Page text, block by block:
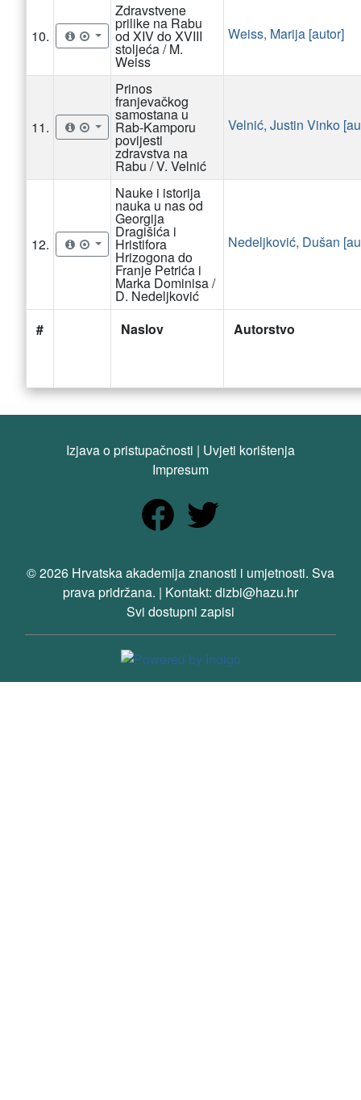
# Naslov Autorstvo
10.
Zdravstvene
prilike na Rabu
od XIV do XVIII
stoljeća / M.
Weiss
Weiss, Marija [autor]
11.
Prinos
franjevačkog
samostana u
Rab-Kamporu
povijesti
zdravstva na
Rabu / V. Velnić
Velnić, Justin Vinko
12.
Nauke i istorija
nauka u nas od
Georgija
Dragišića i
Hristifora
Hrizogona do
Franje Petrića i
Marka Dominisa /
D. Nedeljković
Nedeljković, Dušan
Izjava o pristupačnosti | Uvjeti korištenja
Impresum
© 2026 Hrvatska akademija znanosti i umjetnosti. Sva
prava pridržana. | Kontakt: dizbi@hazu.hr
Svi dostupni zapisi